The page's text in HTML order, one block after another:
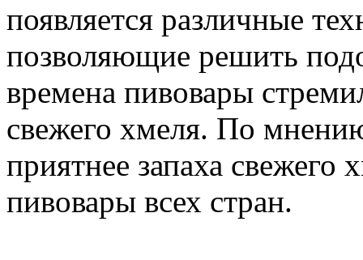
появляется различные
позволяющие решить
времена пивовары
свежего хмеля. По
приятнее запаха
пивовары всех стран.